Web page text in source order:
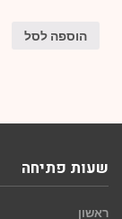
הוספה לסל
שעות פתיחה
ראשון